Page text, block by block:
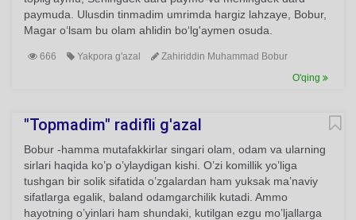
paymuda. Ulusdin tinmadim umrimda hargiz lahzaye, Bobur,
Magar o‘lsam bu olam ahlidin bo‘lg'aymen osuda.
666 Yakpora g'azal
Zahiriddin Muhammad Bobur
O'qing
"Topmadim" radifli g'azal
Bobur -hamma mutafakkirlar singari olam, odam va ularning
sirlari haqida ko’p o’ylaydigan kishi. O’zi komillik yo’liga
tushgan bir solik sifatida o’zgalardan ham yuksak ma’naviy
sifatlarga egalik, baland odamgarchilik kutadi. Ammo
hayotning o’yinlari ham shundaki, kutilgan ezgu mo’ljallarga